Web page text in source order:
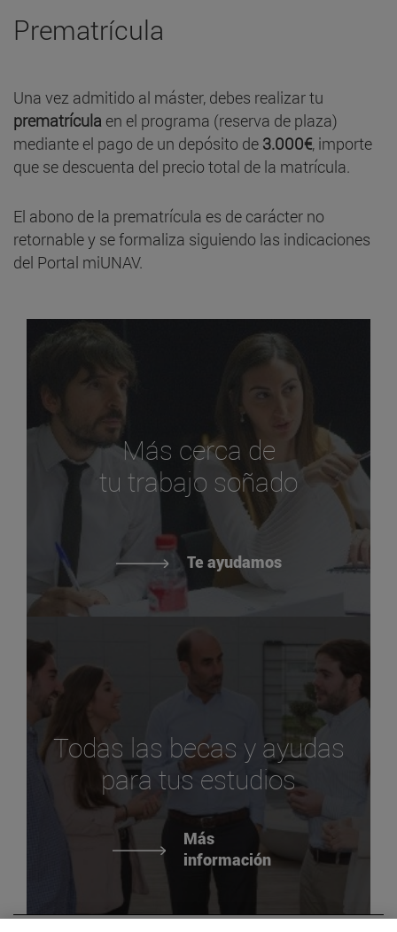
Prematrícula
Una vez admitido al máster, debes realizar tu
prematrícula en el programa (reserva de plaza)
mediante el pago de un depósito de 3.000€, importe
que se descuenta del precio total de la matrícula.
El abono de la prematrícula es de carácter no
retornable y se formaliza siguiendo las indicaciones
del Portal miUNAV.
Más cerca de
tu trabajo soñado
Te ayudamos
Todas las becas y ayudas
para tus estudios
Más
información